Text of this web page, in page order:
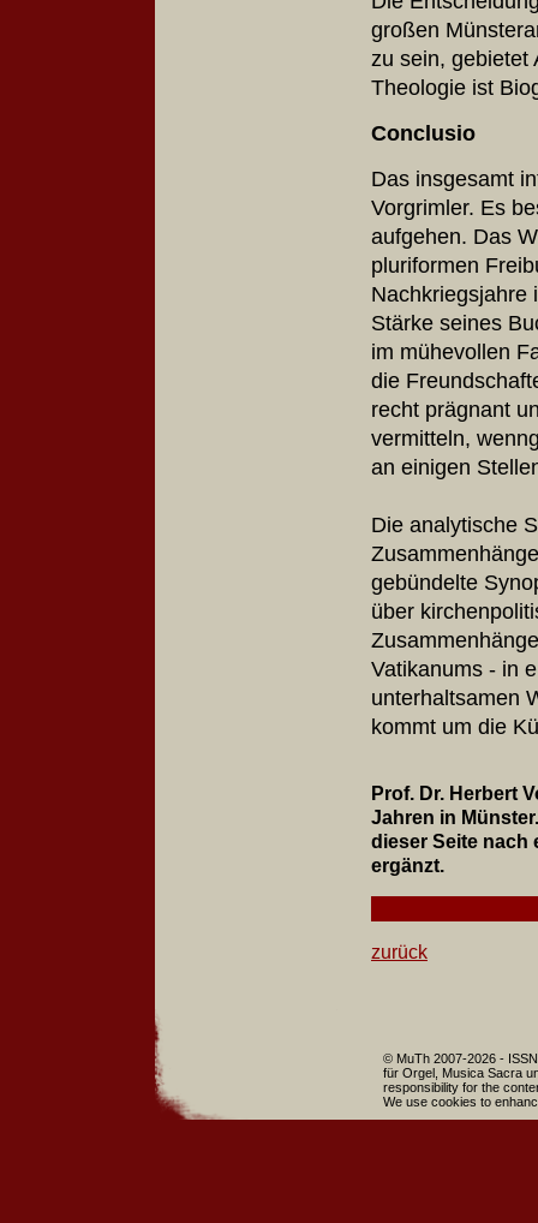
großen
zu sein, gebietet
Theologie ist
Conclusio
Das insgesamt
Vorgrimler. Es
aufgehen. Das
pluriformen
Nachkriegsjahre
Stärke seines
im mühevollen
die
recht prägnant
vermitteln,
an einigen
Die analytische
gebündelte
über
Vatikanums - in
unterhaltsamen
kommt um die
Prof. Dr. Herbert
Jahren in
dieser Seite nach
zurück
© MuTh 2007-2026 -
für Orgel, Musica Sacra
responsibility for the
We use cookies to